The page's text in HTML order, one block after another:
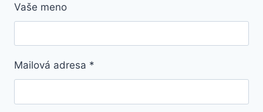
Vaše meno
Mailová adresa *